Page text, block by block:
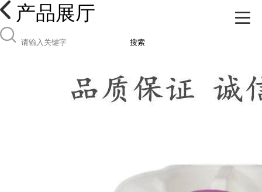
产品展厅
搜索